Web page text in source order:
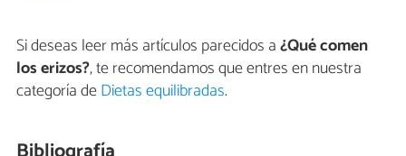
Si deseas leer más artículos parecidos a¿Qué comen
los erizos?, te recomendamos que entres en nuestra
categoría deDietas equilibradas.